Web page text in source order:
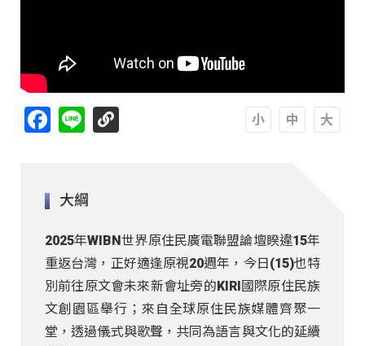
Facebook
Line
大綱
2025年WIBN世界原住民廣電聯盟論壇睽違15年
重返台灣，正好適逢原視20週年，今日(15)也特
別前往原文會未來新會址旁的KIRI國際原住民族
文創園區舉行；來自全球原住民族媒體齊聚一
堂，透過儀式與歌聲，共同為語言與文化的延續